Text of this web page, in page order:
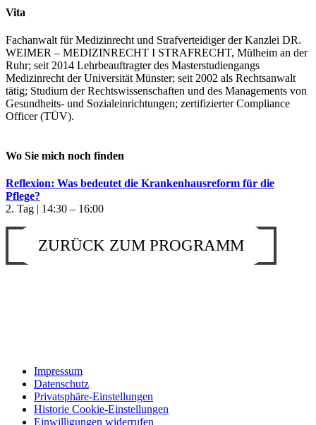
Vita
Fachanwalt für Medizinrecht und Strafverteidiger der Kanzlei DR.
WEIMER – MEDIZINRECHT I STRAFRECHT, Mülheim an der
Ruhr; seit 2014 Lehrbeauftragter des Masterstudiengangs
Medizinrecht der Universität Münster; seit 2002 als Rechtsanwalt
tätig; Studium der Rechtswissenschaften und des Managements von
Gesundheits- und Sozialeinrichtungen; zertifizierter Compliance
Officer (TÜV).
Wo Sie mich noch finden
Reflexion: Was bedeutet die Krankenhausreform für die
Pflege?
2. Tag | 14:30 – 16:00
ZURÜCK ZUM PROGRAMM
Impressum
Datenschutz
Privatsphäre-Einstellungen
Historie Cookie-Einstellungen
Einwilligungen widerrufen